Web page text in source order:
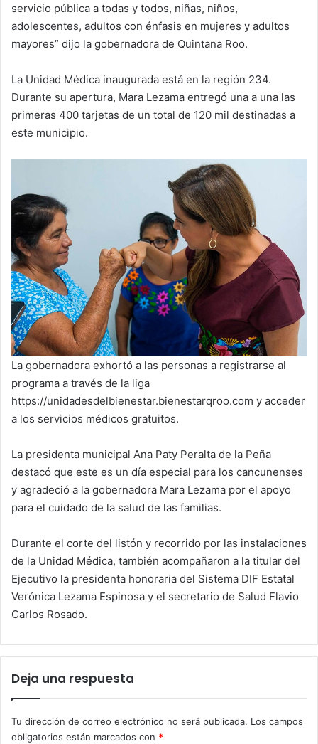
servicio pública a todas y todos, niñas, niños,
adolescentes, adultos con énfasis en mujeres y adultos
mayores” dijo la gobernadora de Quintana Roo.
La Unidad Médica inaugurada está en la región 234.
Durante su apertura, Mara Lezama entregó una a una las
primeras 400 tarjetas de un total de 120 mil destinadas a
este municipio.
La gobernadora exhortó a las personas a registrarse al
programa a través de la liga
https://unidadesdelbienestar.bienestarqroo.com y acceder
a los servicios médicos gratuitos.
La presidenta municipal Ana Paty Peralta de la Peña
destacó que este es un día especial para los cancunenses
y agradeció a la gobernadora Mara Lezama por el apoyo
para el cuidado de la salud de las familias.
Durante el corte del listón y recorrido por las instalaciones
de la Unidad Médica, también acompañaron a la titular del
Ejecutivo la presidenta honoraria del Sistema DIF Estatal
Verónica Lezama Espinosa y el secretario de Salud Flavio
Carlos Rosado.
Deja una respuesta
Tu dirección de correo electrónico no será publicada. Los campos
obligatorios están marcados con *